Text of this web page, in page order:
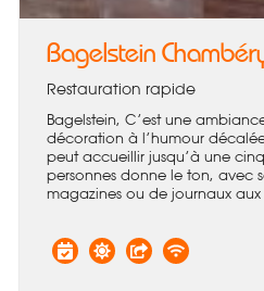
Bagelstein
Restauration rapide
Bagelstein, C’est une
décoration à l’humour
peut accueillir jusqu’à une
personnes donne le ton, avec
magazines ou de journaux